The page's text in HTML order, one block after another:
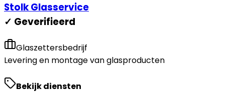
Stolk Glasservice
✓ Geverifieerd
Glaszettersbedrijf
Levering en montage van glasproducten
Bekijk diensten